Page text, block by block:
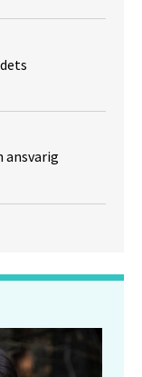
ansvarig